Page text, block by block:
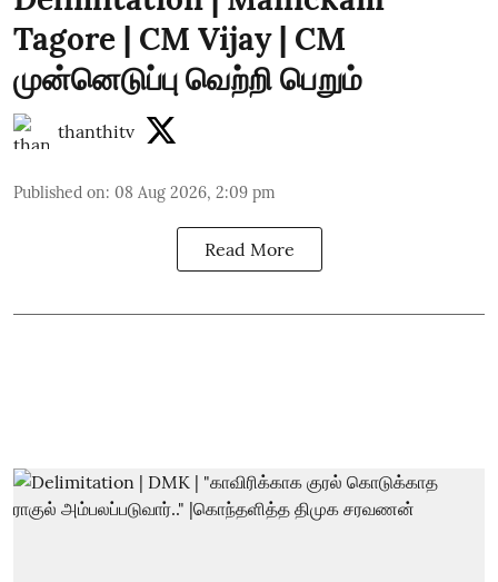
Tagore | CM Vijay | CM
முன்னெடுப்பு வெற்றி பெறும்
thanthitv
Published on: 08 Aug 2026, 2:09 pm
Read More